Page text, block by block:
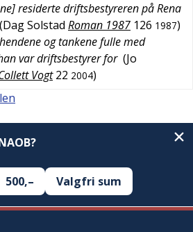
residerte driftsbestyreren på Rena
(Dag Solstad Roman 1987 126 1987)
og tankene fulle med
var driftsbestyrer for (Jo
Vogt 22 2004)
500,– Valgfri sum